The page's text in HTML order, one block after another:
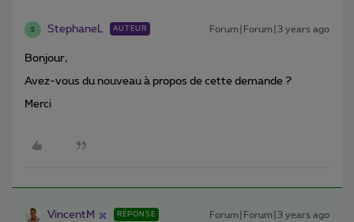
S StephaneL AUTEUR Forum|Forum|3 years ago
Bonjour,
Avez-vous du nouveau à propos de cette demande ?
Merci
VincentM RÉPONSE Forum|Forum|3 years ago